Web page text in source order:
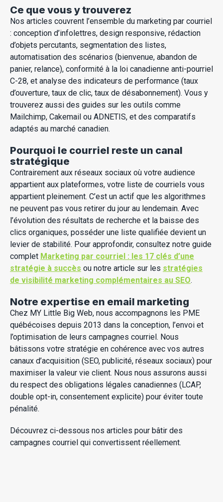
Ce que vous y trouverez
Nos articles couvrent l’ensemble du marketing par courriel
: conception d’infolettres, design responsive, rédaction
d’objets percutants, segmentation des listes,
automatisation des scénarios (bienvenue, abandon de
panier, relance), conformité à la loi canadienne anti-pourriel
C-28, et analyse des indicateurs de performance (taux
d’ouverture, taux de clic, taux de désabonnement). Vous y
trouverez aussi des guides sur les outils comme
Mailchimp, Cakemail ou ADNETIS, et des comparatifs
adaptés au marché canadien.
Pourquoi le courriel reste un canal
stratégique
Contrairement aux réseaux sociaux où votre audience
appartient aux plateformes, votre liste de courriels vous
appartient pleinement. C’est un actif que les algorithmes
ne peuvent pas vous retirer du jour au lendemain. Avec
l’évolution des résultats de recherche et la baisse des
clics organiques, posséder une liste qualifiée devient un
levier de stabilité. Pour approfondir, consultez notre guide
complet Marketing par courriel : les 17 clés d’une
stratégie à succès ou notre article sur les stratégies
de visibilité marketing complémentaires au SEO.
Notre expertise en email marketing
Chez MY Little Big Web, nous accompagnons les PME
québécoises depuis 2013 dans la conception, l’envoi et
l’optimisation de leurs campagnes courriel. Nous
bâtissons votre stratégie en cohérence avec vos autres
canaux d’acquisition (SEO, publicité, réseaux sociaux) pour
maximiser la valeur vie client. Nous nous assurons aussi
du respect des obligations légales canadiennes (LCAP,
double opt-in, consentement explicite) pour éviter toute
pénalité.
Découvrez ci-dessous nos articles pour bâtir des
campagnes courriel qui convertissent réellement.